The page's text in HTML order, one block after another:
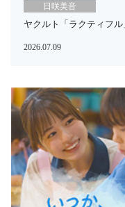
日咲美音
ヤクルト「ラクティフル
2026.07.09